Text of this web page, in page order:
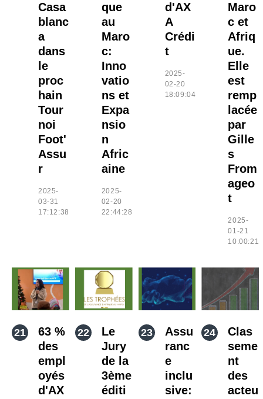
Casa
blanc
a
dans
le
proc
hain
Tour
noi
Foot'
Assu
r
2025-
03-31
17:12:38
que
au
Maro
c:
Inno
vatio
ns et
Expa
nsio
n
Afric
aine
2025-
02-20
22:44:28
d'AX
A
Crédi
t
2025-
02-20
18:09:04
Maro
c et
Afriq
ue.
Elle
est
remp
lacée
par
Gille
s
From
ageo
t
2025-
01-21
10:00:21
63 %
des
empl
oyés
d'AX
Le
Jury
de la
3ème
éditi
Assu
ranc
e
inclu
sive:
Clas
seme
nt
des
acteu